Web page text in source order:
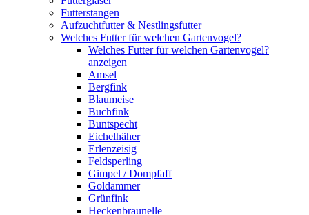
Futterstangen
Aufzuchtfutter & Nestlingsfutter
Welches Futter für welchen Gartenvogel?
Welches Futter für welchen Gartenvogel?
anzeigen
Amsel
Bergfink
Blaumeise
Buchfink
Buntspecht
Eichelhäher
Erlenzeisig
Feldsperling
Gimpel / Dompfaff
Goldammer
Grünfink
Heckenbraunelle